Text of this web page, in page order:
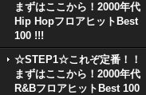
まずはここから！2000年代
Hip HopフロアヒットBest
100 !!!
☆STEP1☆これぞ定番！！
まずはここから！2000年代
R&BフロアヒットBest 100